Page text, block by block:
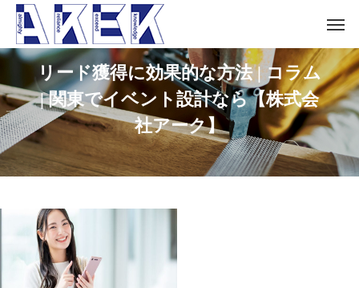
リード獲得に効果的な方法 | コラム
| 関東でイベント設計なら【株式会
社アーク】